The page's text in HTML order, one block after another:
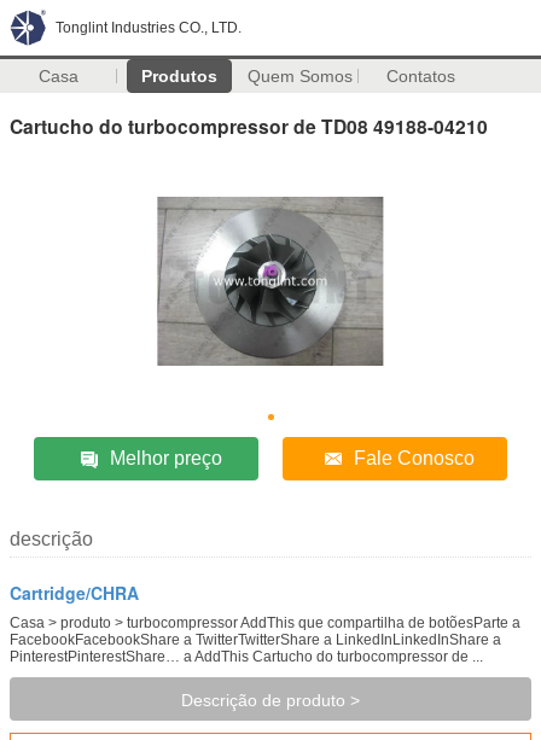
Tonglint Industries CO., LTD.
Casa Produtos Quem Somos Contatos
Cartucho do turbocompressor de TD08 49188-04210
Melhor preço Fale Conosco
descrição
Cartridge/CHRA
Casa > produto > turbocompressor AddThis que compartilha de botõesParte a
FacebookFacebookShare a TwitterTwitterShare a LinkedInLinkedInShare a
PinterestPinterestShare… a AddThis Cartucho do turbocompressor de ...
Descrição de produto >